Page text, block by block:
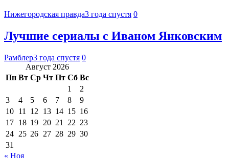
Нижегородская правда3 года спустя 0
Лучшие сериалы с Иваном Янковским
Рамблер3 года спустя 0
Август 2026
Пн Вт Ср Чт Пт Сб Вс
1
2
3
4 5 6 7 8
9
10 11 12 13 14 15 16
17 18 19 20 21 22 23
24 25 26 27 28 29 30
31
« Ноя